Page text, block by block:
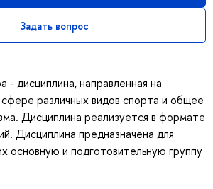
Задать вопрос
- дисциплина, направленная на
сфере различных видов спорта и общее
Дисциплина реализуется в формате
Дисциплина предназначена для
основную и подготовительную группу